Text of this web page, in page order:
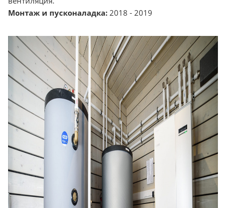
Монтаж и пусконаладка: 2018 - 2019